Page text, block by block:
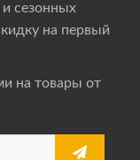
сезонных
на первый
на товары от